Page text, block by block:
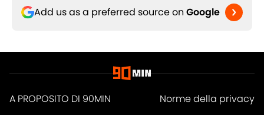
Add us as a preferred source on Google
A PROPOSITO DI 90MIN
Norme della privacy